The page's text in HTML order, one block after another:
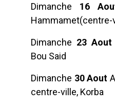
Dimanche 16
Hammamet(centre-
Dimanche 23 Aout
Bou Said
Dimanche 30 Aout
centre-ville, Korba